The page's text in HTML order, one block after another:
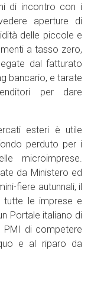
di incontro con i
aperture di
delle piccole e
a tasso zero,
dal fatturato
bancario, e tarate
per dare
esteri è utile
perduto per i
microimprese.
da Ministero ed
fiere autunnali, il
tutte le imprese e
Portale italiano di
PMI di competere
e al riparo da